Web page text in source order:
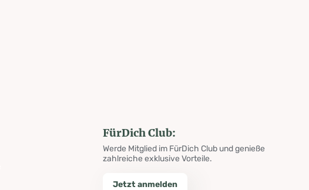
FürDich Club:
Werde Mitglied im FürDich Club und genieße
zahlreiche exklusive Vorteile.
Jetzt anmelden